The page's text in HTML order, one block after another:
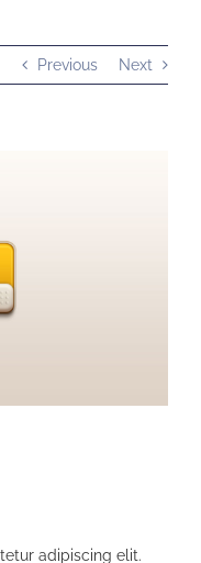
Previous Next
adipiscing elit.